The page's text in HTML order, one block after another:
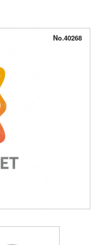
No.40268